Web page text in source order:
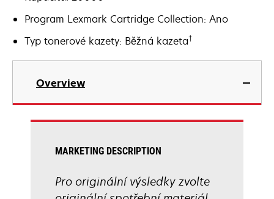
Program Lexmark Cartridge Collection: Ano
Typ tonerové kazety: Běžná kazeta†
Overview
MARKETING DESCRIPTION
Pro originální výsledky zvolte